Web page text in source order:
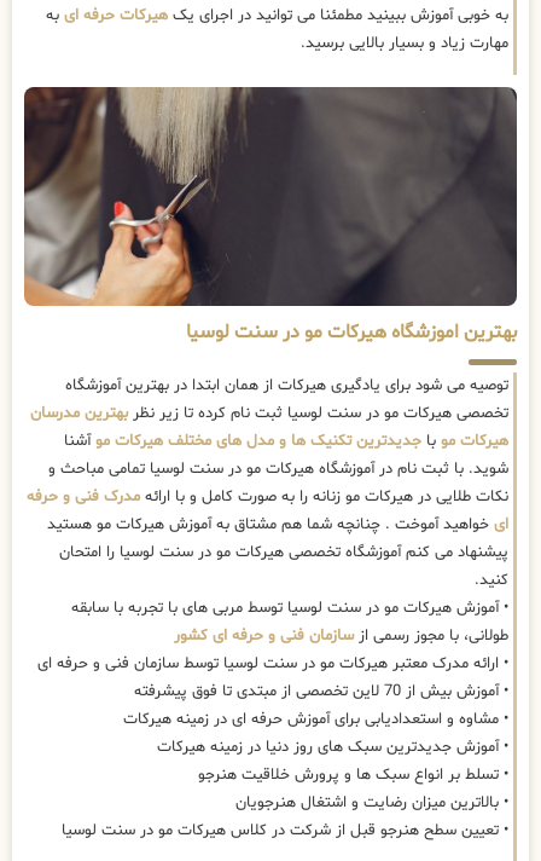
به خوبی آموزش ببینید مطمئنا می توانید در اجرای یک هیرکات حرفه ای به
مهارت زیاد و بسیار بالایی برسید.
بهترین اموزشگاه هیرکات مو در سنت لوسیا
توصیه می شود برای یادگیری هیرکات از همان ابتدا در بهترین آموزشگاه
تخصصی هیرکات مو در سنت لوسیا ثبت نام کرده تا زیر نظربهترین مدرسان
هیرکات مو با جدیدترین تکنیک ها و مدل های مختلف هیرکات موآشنا
شوید. با ثبت نام در آموزشگاه هیرکات مو در سنت لوسیا تمامی مباحث و
نکات طلایی در هیرکات مو زنانه را به صورت کامل و با ارائه مدرک فنی و حرفه
ای خواهید آموخت . چنانچه شما هم مشتاق به آموزش هیرکات مو هستید
پیشنهاد می کنم آموزشگاه تخصصی هیرکات مو در سنت لوسیا را امتحان
کنید.
• آموزش هیرکات مو در سنت لوسیا توسط مربی های با تجربه با سابقه
طولانی، با مجوز رسمی ازسازمان فنی و حرفه ای کشور
• ارائه مدرک معتبر هیرکات مو در سنت لوسیا توسط سازمان فنی و حرفه ای
• آموزش بیش از 70 لاین تخصصی از مبتدی تا فوق پیشرفته
• مشاوه و استعدادیابی برای آموزش حرفه ای در زمینه هیرکات
• آموزش جدیدترین سبک های روز دنیا در زمینه هیرکات
• تسلط بر انواع سبک ها و پرورش خلاقیت هنرجو
• بالاترین میزان رضایت و اشتغال هنرجویان
• تعیین سطح هنرجو قبل از شرکت در کلاس هیرکات مو در سنت لوسیا